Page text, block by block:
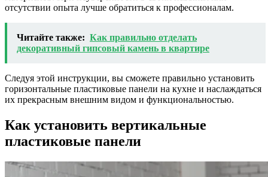
отсутствии опыта лучше обратиться к профессионалам.
Читайте также: Как правильно отделать
декоративный гипсовый камень в квартире
Следуя этой инструкции, вы сможете правильно установить
горизонтальные пластиковые панели на кухне и наслаждаться
их прекрасным внешним видом и функциональностью.
Как установить вертикальные
пластиковые панели